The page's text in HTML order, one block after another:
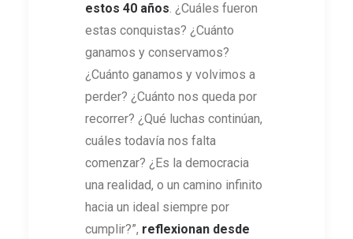
estos 40 años. ¿Cuáles fueron
estas conquistas? ¿Cuánto
ganamos y conservamos?
¿Cuánto ganamos y volvimos a
perder? ¿Cuánto nos queda por
recorrer? ¿Qué luchas continúan,
cuáles todavía nos falta
comenzar? ¿Es la democracia
una realidad, o un camino infinito
hacia un ideal siempre por
cumplir?”, reflexionan desde